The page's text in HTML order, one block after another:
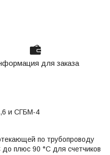
для заказа
и СГБМ-4
по трубопроводу
плюс 90 °С для счетчиков